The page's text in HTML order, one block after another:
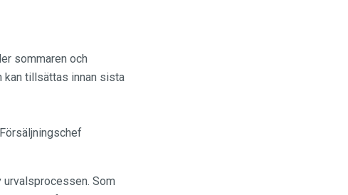
sommaren och
kan tillsättas innan sista
Som